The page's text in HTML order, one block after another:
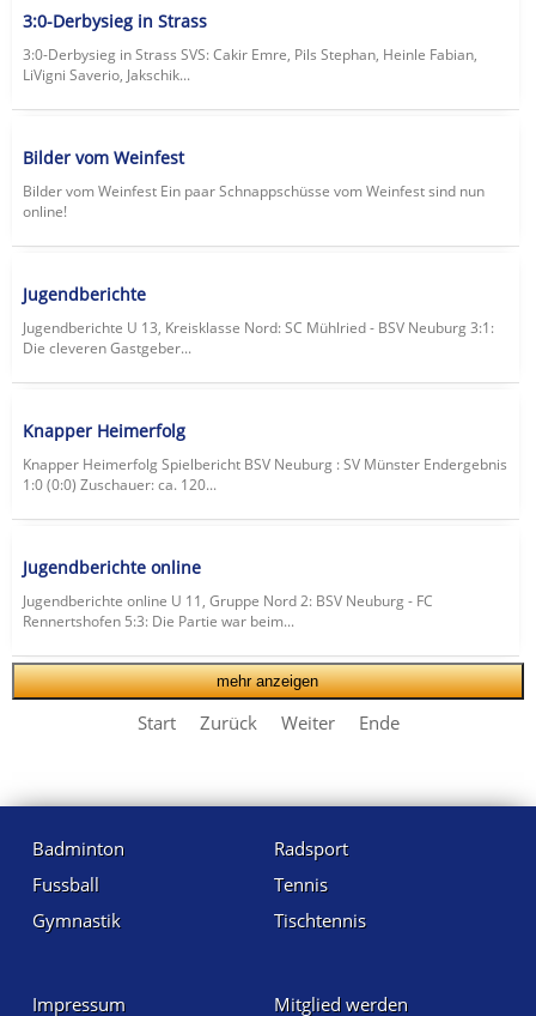
3:0-Derbysieg in Strass
3:0-Derbysieg in Strass SVS: Cakir Emre, Pils Stephan, Heinle Fabian,
LiVigni Saverio, Jakschik...
Bilder vom Weinfest
Bilder vom Weinfest Ein paar Schnappschüsse vom Weinfest sind nun
online!
Jugendberichte
Jugendberichte U 13, Kreisklasse Nord: SC Mühlried - BSV Neuburg 3:1:
Die cleveren Gastgeber...
Knapper Heimerfolg
Knapper Heimerfolg Spielbericht BSV Neuburg : SV Münster Endergebnis
1:0 (0:0) Zuschauer: ca. 120...
Jugendberichte online
Jugendberichte online U 11, Gruppe Nord 2: BSV Neuburg - FC
Rennertshofen 5:3: Die Partie war beim...
mehr anzeigen
Start Zurück Weiter Ende
Badminton
Fussball
Gymnastik
Radsport
Tennis
Tischtennis
Impressum Mitglied werden